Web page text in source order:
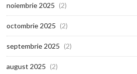
noiembrie 2025 (2)
octombrie 2025 (2)
septembrie 2025 (2)
august 2025 (2)